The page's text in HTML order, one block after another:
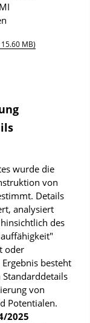
MB)
wurde die
von
Details
analysiert
des
oder
besteht
von
Potentialen.
2025